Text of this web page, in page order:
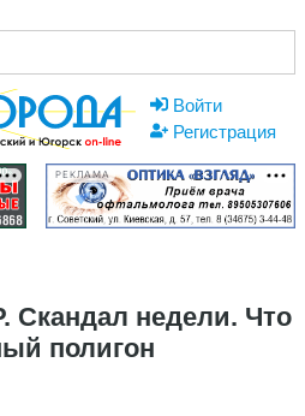
Войти
Регистрация
РЕКЛАМА
недели. Что
полигон